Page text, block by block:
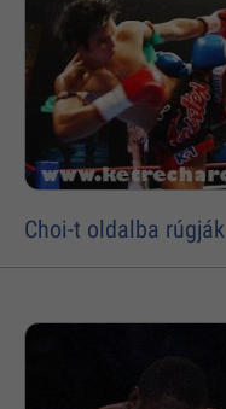
Choi-t oldalba rúgják